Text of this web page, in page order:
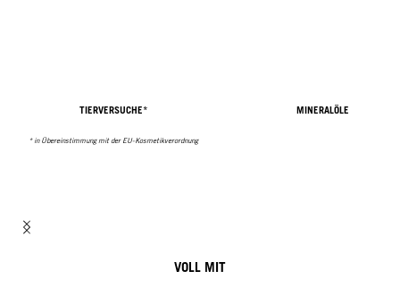
TIERVERSUCHE*
* in Übereinstimmung mit der EU-Kosmetikverordnung
MINERALÖLE
VOLL MIT